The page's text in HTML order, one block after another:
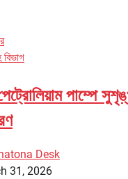
বিভাগ
পাম্পে
Desk
31, 2026